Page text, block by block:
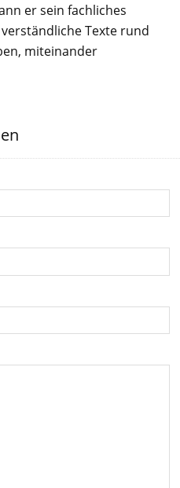
er sein fachliches
Texte rund
miteinander